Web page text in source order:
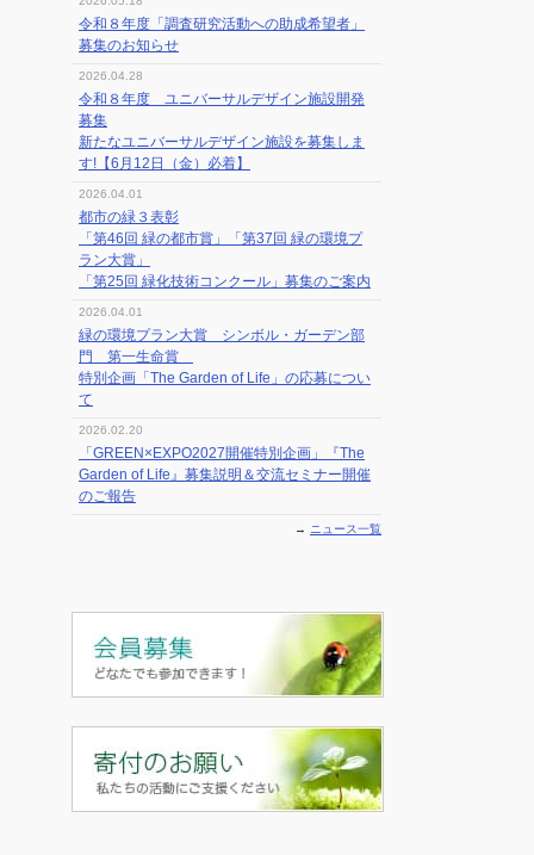
令和８年度「調査研究活動への助成希望者」
募集のお知らせ
2026.04.28
令和８年度 ユニバーサルデザイン施設開発
募集
新たなユニバーサルデザイン施設を募集しま
す!【6月12日（金）必着】
2026.04.01
都市の緑３表彰
「第46回 緑の都市賞」「第37回 緑の環境プ
ラン大賞」
「第25回 緑化技術コンクール」募集のご案内
2026.04.01
緑の環境プラン大賞 シンボル・ガーデン部
門 第一生命賞
特別企画「The Garden of Life」の応募につい
て
2026.02.20
「GREEN×EXPO2027開催特別企画」『The
Garden of Life』募集説明＆交流セミナー開催
のご報告
→ ニュース一覧